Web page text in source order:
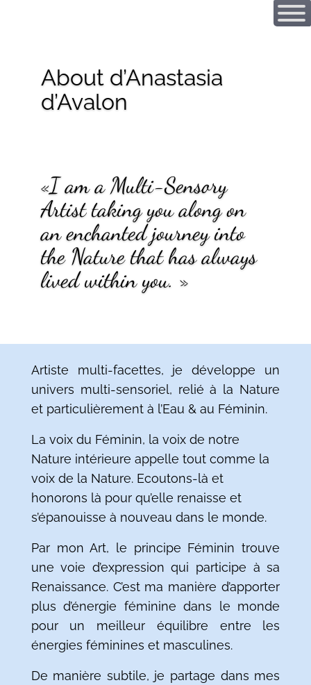
About d’Anastasia
d’Avalon
«I am a Multi-Sensory
Artist taking you along on
an enchanted journey into
the Nature that has always
lived within you. »
Artiste multi-facettes, je développe un
univers multi-sensoriel, relié à la Nature
et particulièrement à l’Eau & au Féminin.
La voix du Féminin, la voix de notre
Nature intérieure appelle tout comme la
voix de la Nature. Ecoutons-là et
honorons là pour qu’elle renaisse et
s’épanouisse à nouveau dans le monde.
Par mon Art, le principe Féminin trouve
une voie d’expression qui participe à sa
Renaissance. C’est ma manière d’apporter
plus d’énergie féminine dans le monde
pour un meilleur équilibre entre les
énergies féminines et masculines.
De manière subtile, je partage dans mes